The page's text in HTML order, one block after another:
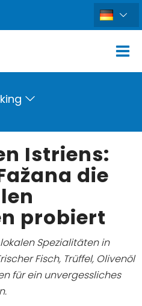
Istriens:
die
probiert
Spezialitäten in
Fisch, Trüffel, Olivenöl
für ein unvergessliches